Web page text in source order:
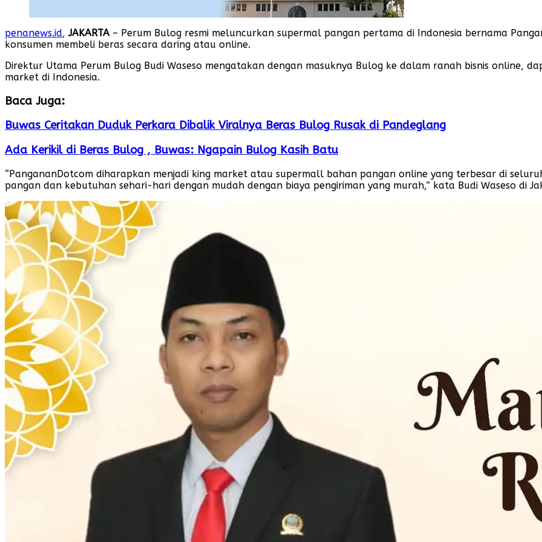
penanews.id,JAKARTA– Perum Bulog resmi meluncurkan supermal pangan pertama di Indonesia bernama
konsumen membeli beras secara daring atau online.
Direktur Utama Perum Bulog Budi Waseso mengatakan dengan masuknya Bulog ke dalam ranah bisnis online,
market di Indonesia.
Baca Juga:
Buwas Ceritakan Duduk Perkara Dibalik Viralnya Beras Bulog Rusak di Pandeglang
Ada Kerikil di Beras Bulog , Buwas: Ngapain Bulog Kasih Batu
“PangananDotcom diharapkan menjadi king market atau supermall bahan pangan online yang terbesar di
pangan dan kebutuhan sehari-hari dengan mudah dengan biaya pengiriman yang murah,” kata Budi Waseso di